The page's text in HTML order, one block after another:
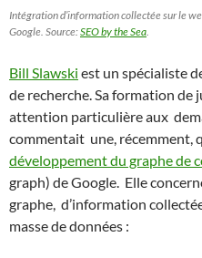
Intégration d’information collectée sur le
Google. Source:SEO by the Sea.
Bill Slawski est un spécialiste
de recherche. Sa formation
attention particulière aux
commentait une, récemment,
développement du graphe de
graph) de Google. Elle
graphe, d’information
masse de données :